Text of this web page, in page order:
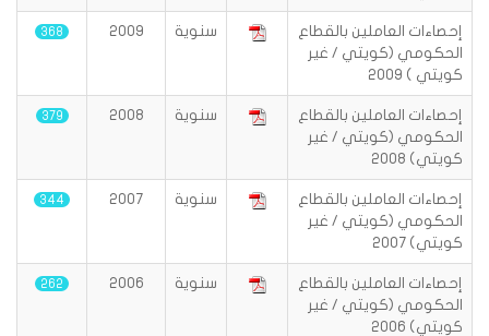
إحصاءات العاملين بالقطاع
الحكومي (كويتي / غير
كويتي ) 2009
سنوية 2009
368
إحصاءات العاملين بالقطاع
الحكومي (كويتي / غير
كويتي) 2008
سنوية 2008
379
إحصاءات العاملين بالقطاع
الحكومي (كويتي / غير
كويتي) 2007
سنوية 2007
344
إحصاءات العاملين بالقطاع
الحكومي (كويتي / غير
كويتي) 2006
سنوية 2006
262